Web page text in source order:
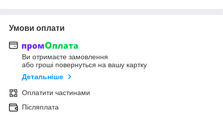
Умови оплати
Ви отримаєте замовлення
або гроші повернуться на вашу картку
Детальніше
Оплатити частинами
Післяплата